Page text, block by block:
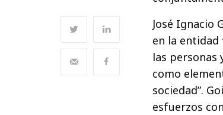
José Ignacio
en la entidad
las personas
como
sociedad”.
esfuerzos